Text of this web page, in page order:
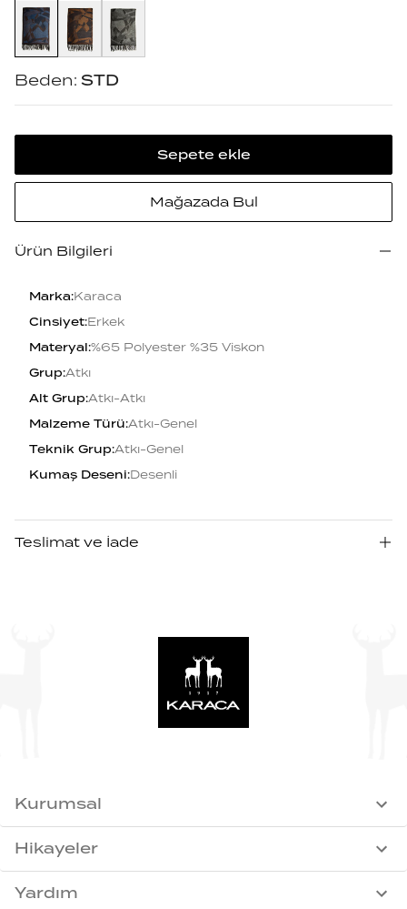
Beden: STD
Sepete ekle
Mağazada Bul
Ürün Bilgileri
Marka:Karaca
Cinsiyet:Erkek
Materyal:%65 Polyester %35 Viskon
Grup:Atkı
Alt Grup:Atkı-Atkı
Malzeme Türü:Atkı-Genel
Teknik Grup:Atkı-Genel
Kumaş Deseni:Desenli
Teslimat ve İade
Kurumsal
Hikayeler
Yardım